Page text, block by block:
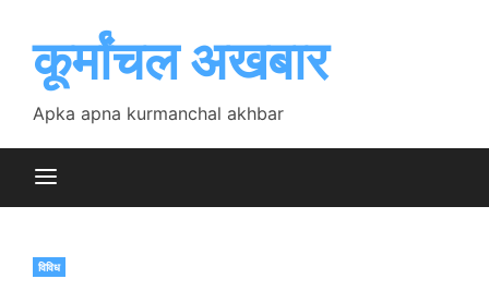
contentकूर्मांचल अखबार
Apka apna kurmanchal akhbar
विविध